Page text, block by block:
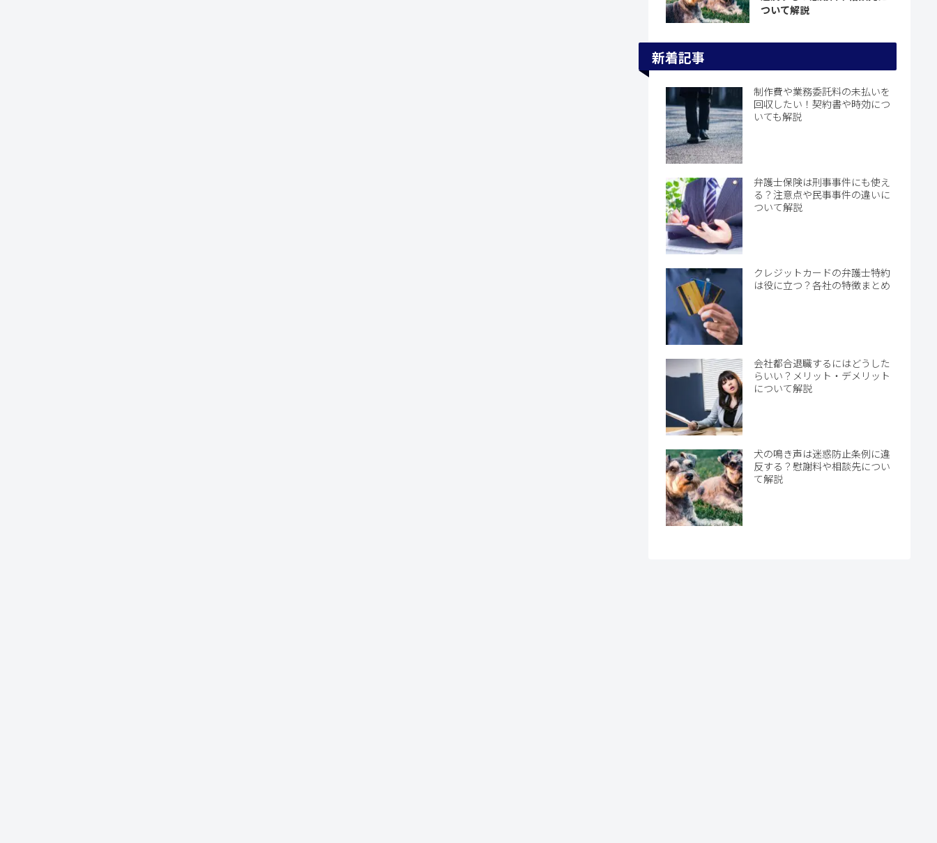
ついて解説
新着記事
制作費や業務委託料の未払いを
回収したい！契約書や時効につ
いても解説
弁護士保険は刑事事件にも使え
る？注意点や民事事件の違いに
ついて解説
クレジットカードの弁護士特約
は役に立つ？各社の特徴まとめ
会社都合退職するにはどうした
らいい？メリット・デメリット
について解説
犬の鳴き声は迷惑防止条例に違
反する？慰謝料や相談先につい
て解説